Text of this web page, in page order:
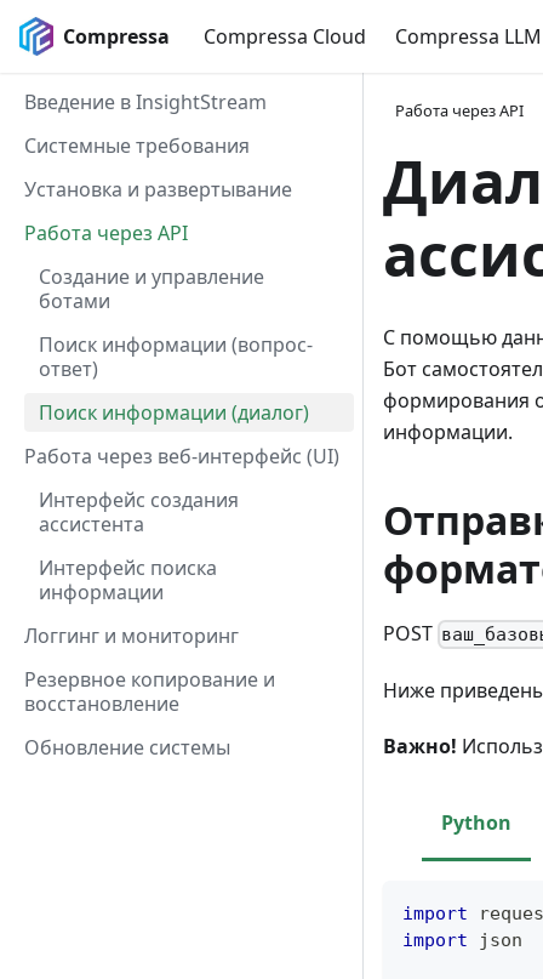
Compressa Compressa Cloud Compressa
Введение в InsightStream
Системные требования
Установка и развертывание
Работа через API
Создание и управление
ботами
Поиск информации (вопрос-
ответ)
Поиск информации (диалог)
Работа через веб-интерфейс (UI)
Интерфейс создания
ассистента
Интерфейс поиска
информации
Логгинг и мониторинг
Резервное копирование и
восстановление
Обновление системы
Работа через API
С помощью
Бот
формирования
информации.
POST
Ниже
Важно!
Python
import
import json